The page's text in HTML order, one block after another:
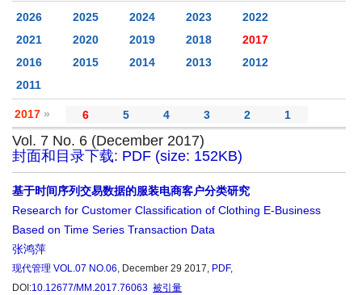
2026 2025 2024 2023
2022
2021
2020 2019 2018
2017
2016
2015 2014 2013
2012
2011
2017 » 6 5 4 3 2 1
Vol. 7 No. 6 (December 2017)
封面和目录下载: PDF (size: 152KB)
基于时间序列交易数据的服装电商客户分类研究
Research for Customer Classification of Clothing E-Business
Based on Time Series Transaction Data
张鸿萍
现代管理 VOL.07 NO.06, December 29 2017, PDF,
DOI:10.12677/MM.2017.76063 被引量